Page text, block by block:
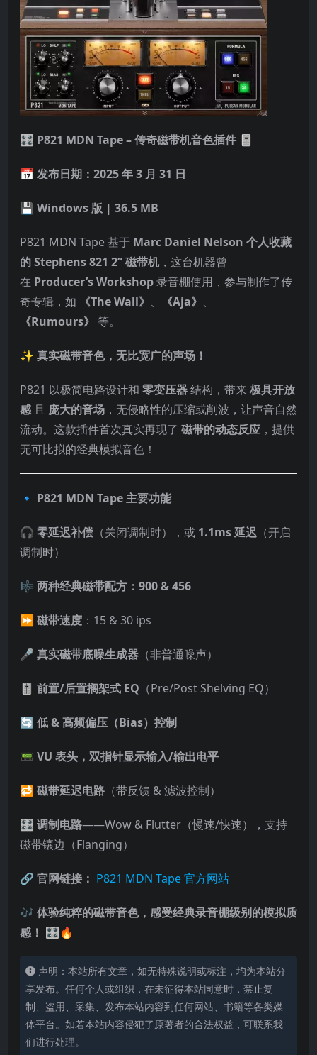
🎛 P821 MDN Tape – 传奇磁带机音色插件 🎚
📅 发布日期：2025 年 3 月 31 日
💾 Windows 版 | 36.5 MB
P821 MDN Tape 基于 Marc Daniel Nelson 个人收藏
的 Stephens 821 2” 磁带机，这台机器曾
在 Producer’s Workshop录音棚使用，参与制作了传
奇专辑，如
《The Wall》 、 《Aja》 、
《Rumours》 等。
✨ 真实磁带音色，无比宽广的声场！
P821 以极简电路设计和 零变压器结构，带来极具开放
感 且 庞大的音场 ，无侵略性的压缩或削波，让声音自然
流动。这款插件首次真实再现了 磁带的动态反应 ，提供
无可比拟的经典模拟音色！
🔹 P821 MDN Tape 主要功能
🎧 零延迟补偿 （关闭调制时），或 1.1ms 延迟 （开启
调制时）
🎼 两种经典磁带配方：900 & 456
⏩ 磁带速度 ：15 & 30 ips
🎤 真实磁带底噪生成器 （非普通噪声）
🎚 前置/后置搁架式 EQ （Pre/Post Shelving EQ）
🔄 低 & 高频偏压（Bias）控制
📟 VU 表头，双指针显示输入/输出电平
🔁 磁带延迟电路 （带反馈 & 滤波控制）
🎛 调制电路——Wow & Flutter（慢速/快速），支持
磁带镶边（Flanging）
🔗 官网链接： P821 MDN Tape 官方网站
🎶 体验纯粹的磁带音色，感受经典录音棚级别的模拟质
感！ 🎛🔥
声明：本站所有文章，如无特殊说明或标注，均为本站分
享发布。任何个人或组织，在未征得本站同意时，禁止复
制、盗用、采集、发布本站内容到任何网站、书籍等各类媒
体平台。如若本站内容侵犯了原著者的合法权益，可联系我
们进行处理。